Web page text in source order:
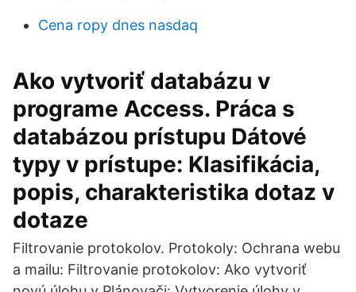
Cena ropy dnes nasdaq
Ako vytvoriť databázu v
programe Access. Práca s
databázou prístupu Dátové
typy v prístupe: Klasifikácia,
popis, charakteristika dotaz v
dotaze
Filtrovanie protokolov. Protokoly: Ochrana webu
a mailu: Filtrovanie protokolov: Ako vytvoriť